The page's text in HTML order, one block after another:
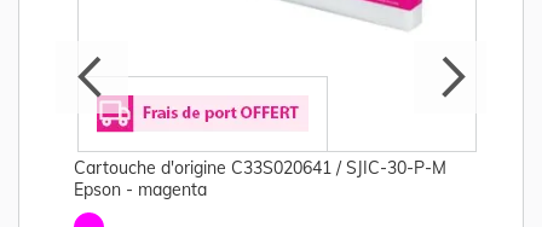
Cartouche d'origine C33S020641 / SJIC-30-P-M
Epson - magenta